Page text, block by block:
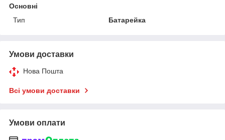
Основні
Тип
Батарейка
Умови доставки
Нова Пошта
Всі умови доставки
Умови оплати